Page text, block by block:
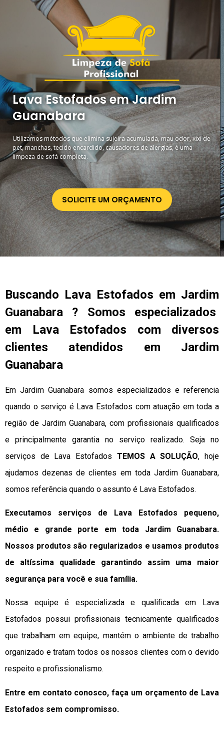
Lava Estofados em Jardim
Guanabara
Utilizamos métodos que elimina sujeira acumulada, mau odor, xixi de
pet, manchas, tecido encardido, causadores de alergias, é uma
limpeza de sofá completa.
SOLICITE UM ORÇAMENTO
Buscando Lava Estofados em Jardim
Guanabara ? Somos especializados
em Lava Estofados com diversos
clientes atendidos em Jardim
Guanabara
Em Jardim Guanabara somos especializados e referencia
quando o serviço é Lava Estofados com atuação em toda a
região de Jardim Guanabara, com profissionais qualificados
e principalmente garantia no serviço realizado. Seja no
serviços de Lava Estofados TEMOS A SOLUÇÃO, hoje
ajudamos dezenas de clientes em toda Jardim Guanabara,
somos referência quando o assunto é Lava Estofados.
Executamos serviços de Lava Estofados pequeno,
médio e grande porte em toda Jardim Guanabara.
Nossos produtos são regularizados e usamos produtos
de altíssima qualidade garantindo assim uma maior
segurança para você e sua família.
Nossa equipe é especializada e qualificada em Lava
Estofados possui profissionais tecnicamente qualificados
que trabalham em equipe, mantém o ambiente de trabalho
organizado e tratam todos os nossos clientes com o devido
respeito e profissionalismo.
Entre em contato conosco, faça um orçamento de Lava
Estofados sem compromisso.